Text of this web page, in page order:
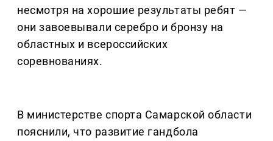
несмотря на хорошие результаты ребят —
они завоевывали серебро и бронзу на
областных и всероссийских
соревнованиях.
В министерстве спорта Самарской области
пояснили, что развитие гандбола